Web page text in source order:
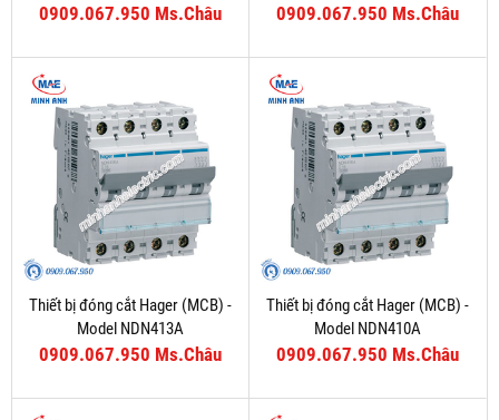
0909.067.950 Ms.Châu 0909.067.950 Ms.Châu
Thiết bị đóng cắt Hager (MCB) -
Model NDN413A
0909.067.950 Ms.Châu
Thiết bị đóng cắt Hager (MCB) -
Model NDN410A
0909.067.950 Ms.Châu